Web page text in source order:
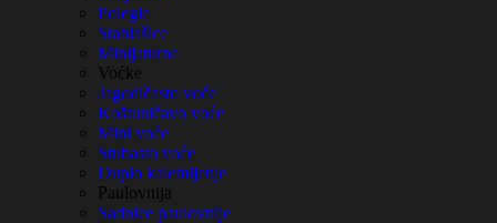
Polegle
Stablašice
Minijaturne
Voćke
Jagodičasto voće
Koštuničavo voće
Mini voće
Stubasto voće
Duplo kalemljenje
Paulovnija
Sadnice paulovnije